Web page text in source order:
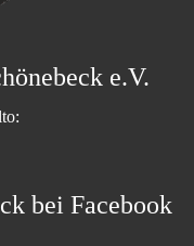
e.V.
bei Facebook